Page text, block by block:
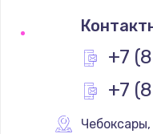
+7
+7
Чебоксары,